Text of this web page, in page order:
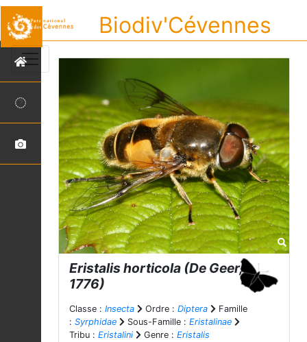
Biodiv'Cévennes
Eristalis horticola (De Geer,
1776)
Classe : Insecta Ordre : Diptera
Famille
: Syrphidae Sous-Famille : Eristalinae
Tribu : Eristalini Genre : Eristalis